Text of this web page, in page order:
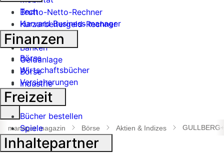
Tech
Harvard Business manager
Handel
Banken
Geldanlage
Börse
Industrie
Suche
öffnen
manager magazin Börse Aktien & Indizes
Brutto-Netto-Rechner
Kurzarbeitergeld-Rechner
Finanzen
Börse
Wirtschaftsbücher
Versicherungen
Freizeit
Bücher bestellen
Spiele
Inhaltepartner